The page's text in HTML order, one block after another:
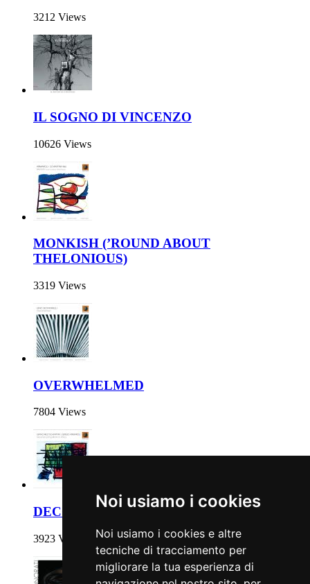
Noi usiamo i cookies
Noi usiamo i cookies e altre
tecniche di tracciamento per
migliorare la tua esperienza di
3212 Views
IL SOGNO DI VINCENZO
10626 Views
MONKISH (’ROUND ABOUT
THELONIOUS)
3319 Views
OVERWHELMED
7804 Views
DECONSTRUCTING MONK IN AFRICA
3923 Views